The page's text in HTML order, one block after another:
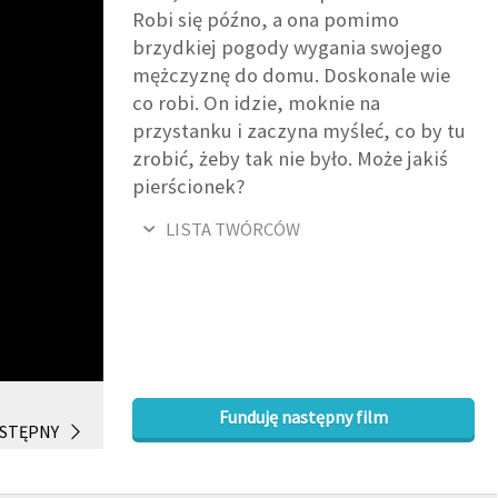
Robi się późno, a ona pomimo
brzydkiej pogody wygania swojego
mężczyznę do domu. Doskonale wie
co robi. On idzie, moknie na
przystanku i zaczyna myśleć, co by tu
zrobić, żeby tak nie było. Może jakiś
pierścionek?
LISTA TWÓRCÓW
Funduję następny film